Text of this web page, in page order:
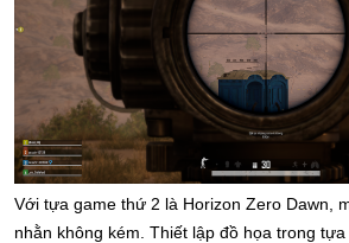
Với tựa game thứ 2 là Horizon Zero Dawn,
nhằn không kém. Thiết lập đồ họa trong